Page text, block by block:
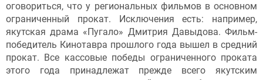
оговориться, что у региональных фильмов в основном
ограниченный прокат. Исключения есть: например,
якутская драма «Пугало» Дмитрия Давыдова. Фильм-
победитель Кинотавра прошлого года вышел в средний
прокат. Все кассовые победы ограниченного проката
этого года принадлежат прежде всего якутским